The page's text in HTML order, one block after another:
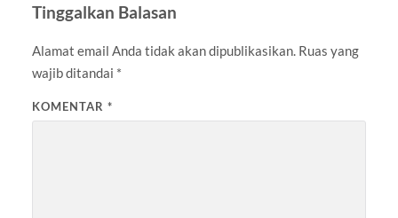
Tinggalkan Balasan
Alamat email Anda tidak akan dipublikasikan. Ruas yang
wajib ditandai *
KOMENTAR *